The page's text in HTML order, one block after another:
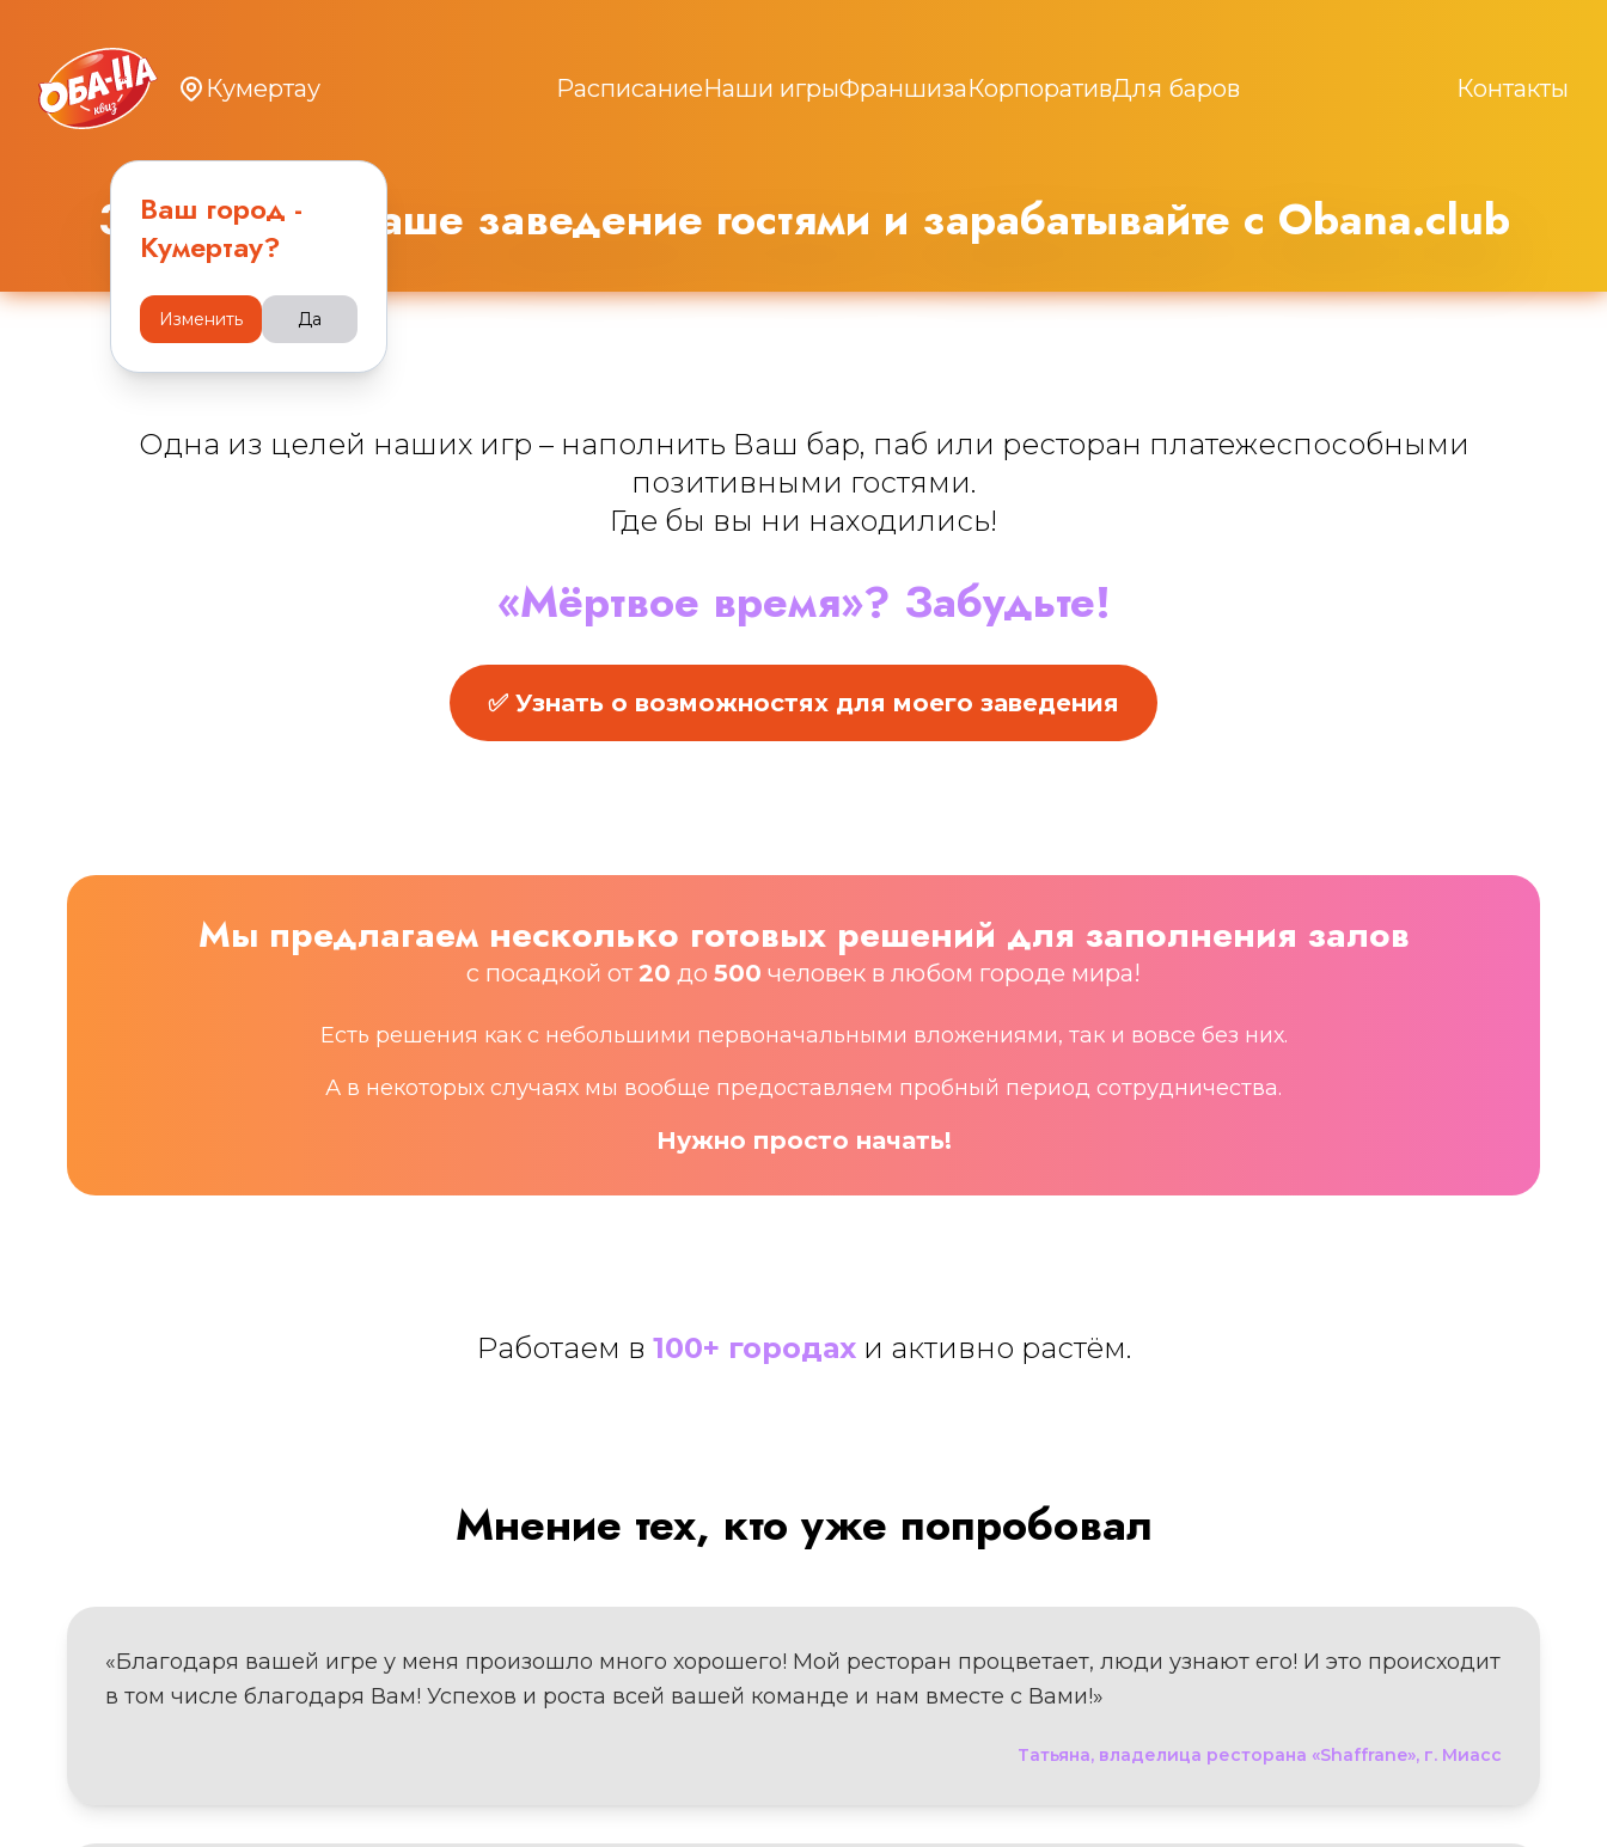
Кумертау
Ваш город -
Кумертау?
Изменить Да
РасписаниеНаши игрыФраншизаКорпоративДля баров Контакты
Заполняйте ваше заведение гостями и зарабатывайте с Obana.club
Одна из целей наших игр – наполнить Ваш бар, паб или ресторан платежеспособными
позитивными гостями.
Где бы вы ни находились!
«Мёртвое время»? Забудьте!
✅ Узнать о возможностях для моего заведения
Мы предлагаем несколько готовых решений для заполнения залов
с посадкой от 20 до 500 человек в любом городе мира!
Есть решения как с небольшими первоначальными вложениями, так и вовсе без них.
А в некоторых случаях мы вообще предоставляем пробный период сотрудничества.
Нужно просто начать!
Работаем в 100+ городах и активно растём.
Мнение тех, кто уже попробовал
«Благодаря вашей игре у меня произошло много хорошего! Мой ресторан процветает, люди узнают его! И это происходит
в том числе благодаря Вам! Успехов и роста всей вашей команде и нам вместе с Вами!»
Татьяна, владелица ресторана «Shaffrane», г. Миасс